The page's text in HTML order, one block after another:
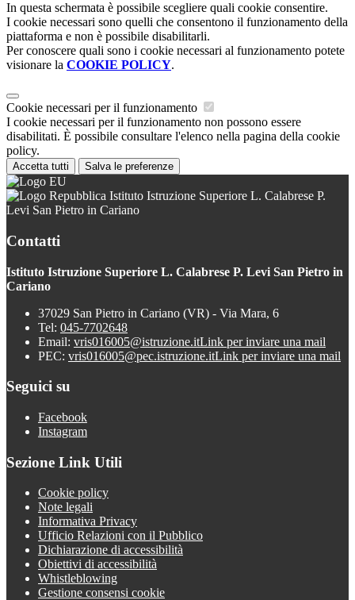
In questa schermata è possibile scegliere quali cookie consentire.
I cookie necessari sono quelli che consentono il funzionamento della
piattaforma e non è possibile disabilitarli.
Per conoscere quali sono i cookie necessari al funzionamento potete
visionare la COOKIE POLICY.
Cookie necessari per il funzionamento
I cookie necessari per il funzionamento non possono essere
disabilitati. È possibile consultare l'elenco nella pagina della cookie
policy.
Accetta tutti Salva le preferenze
Istituto Istruzione Superiore L. Calabrese P.
Levi San Pietro in Cariano
Contatti
Istituto Istruzione Superiore L. Calabrese P. Levi San Pietro in
Cariano
37029 San Pietro in Cariano (VR) - Via Mara, 6
Tel: 045-7702648
Email: vris016005@istruzione.itLink per inviare una mail
PEC: vris016005@pec.istruzione.itLink per inviare una mail
Seguici su
Facebook
Instagram
Sezione Link Utili
Cookie policy
Note legali
Informativa Privacy
Ufficio Relazioni con il Pubblico
Dichiarazione di accessibilità
Obiettivi di accessibilità
Whistleblowing
Gestione consensi cookie